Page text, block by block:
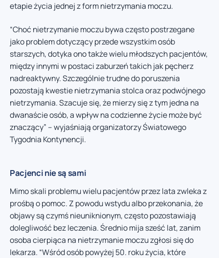
etapie życia jednej z form nietrzymania moczu.
“Choć nietrzymanie moczu bywa często postrzegane
jako problem dotyczący przede wszystkim osób
starszych, dotyka ono także wielu młodszych pacjentów,
między innymi w postaci zaburzeń takich jak pęcherz
nadreaktywny. Szczególnie trudne do poruszenia
pozostają kwestie nietrzymania stolca oraz podwójnego
nietrzymania. Szacuje się, że mierzy się z tym jedna na
dwanaście osób, a wpływ na codzienne życie może być
znaczący” – wyjaśniają organizatorzy Światowego
Tygodnia Kontynencji.
Pacjenci nie są sami
Mimo skali problemu wielu pacjentów przez lata zwleka z
prośbą o pomoc. Z powodu wstydu albo przekonania, że
objawy są czymś nieuniknionym, często pozostawiają
dolegliwość bez leczenia. Średnio mija sześć lat, zanim
osoba cierpiąca na nietrzymanie moczu zgłosi się do
lekarza. “Wśród osób powyżej 50. roku życia, które